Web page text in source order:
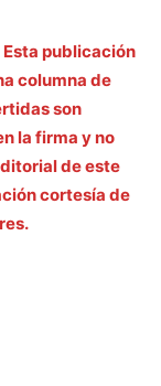
Esta publicación
columna de
son
la firma y no
de este
cortesía de